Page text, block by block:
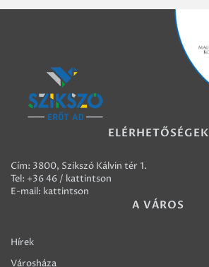
ELÉRHETŐSÉGEK
Cím: 3800, Szikszó Kálvin tér 1.
Tel: +36 46 / kattintson
E-mail: kattintson
A VÁROS
Hírek
Városháza